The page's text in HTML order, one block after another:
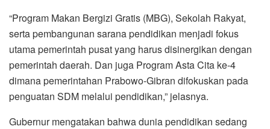
“Program Makan Bergizi Gratis (MBG), Sekolah Rakyat,
serta pembangunan sarana pendidikan menjadi fokus
utama pemerintah pusat yang harus disinergikan dengan
pemerintah daerah. Dan juga Program Asta Cita ke-4
dimana pemerintahan Prabowo-Gibran difokuskan pada
penguatan SDM melalui pendidikan,” jelasnya.
Gubernur mengatakan bahwa dunia pendidikan sedang